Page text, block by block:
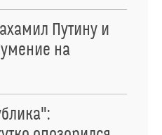
Путину и
на